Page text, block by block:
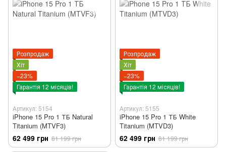
Розпродаж
Хіт
−23%
Гарантія 12 місяців!
Артикул: 5154
iPhone 15 Pro 1 ТБ Natural
Titanium (MTVF3)
62 499 грн 81 199 грн
Розпродаж
Хіт
−23%
Гарантія 12 місяців!
Артикул: 5155
iPhone 15 Pro 1 ТБ White
Titanium (MTVD3)
62 499 грн 81 199 грн